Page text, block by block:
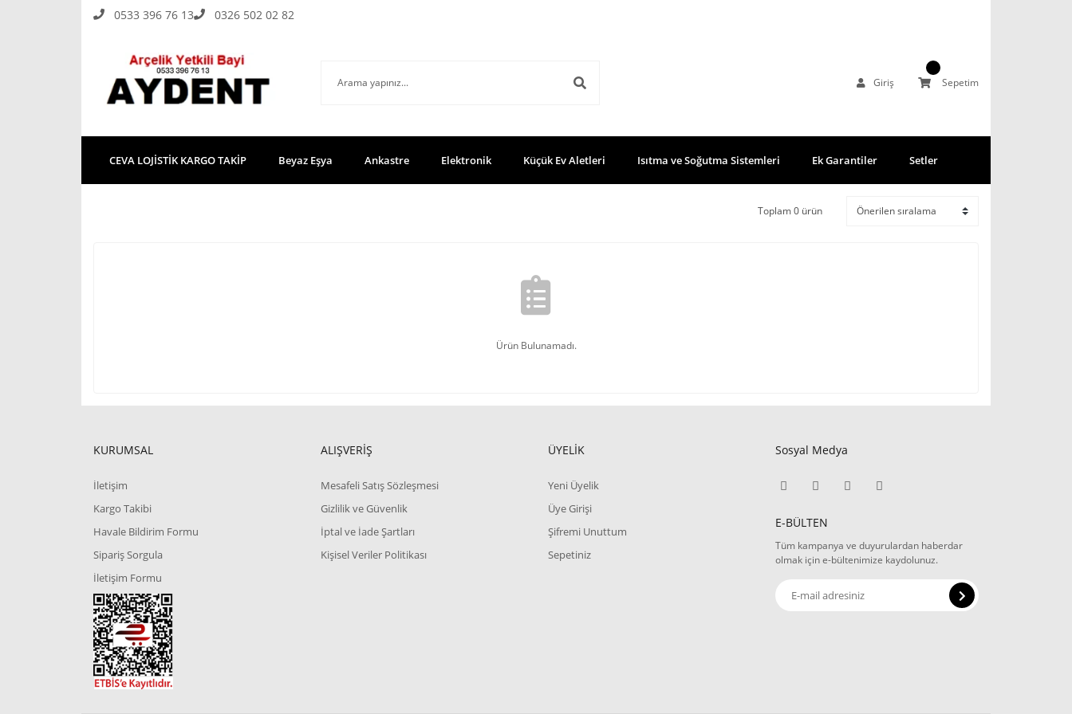
0533 396 76 13 0326 502 02 82
Giriş Sepetim
CEVA LOJİSTİK KARGO TAKİP Beyaz Eşya Ankastre Elektronik Küçük Ev Aletleri Isıtma ve Soğutma Sistemleri Ek Garantiler Setler
Toplam 0 ürün
Ürün Bulunamadı.
KURUMSAL
İletişim
Kargo Takibi
Havale Bildirim Formu
Sipariş Sorgula
İletişim Formu
ALIŞVERİŞ
Mesafeli Satış Sözleşmesi
Gizlilik ve Güvenlik
İptal ve İade Şartları
Kişisel Veriler Politikası
ÜYELİK
Yeni Üyelik
Üye Girişi
Şifremi Unuttum
Sepetiniz
Sosyal Medya
E-BÜLTEN
Tüm kampanya ve duyurulardan haberdar
olmak için e-bültenimize kaydolunuz.